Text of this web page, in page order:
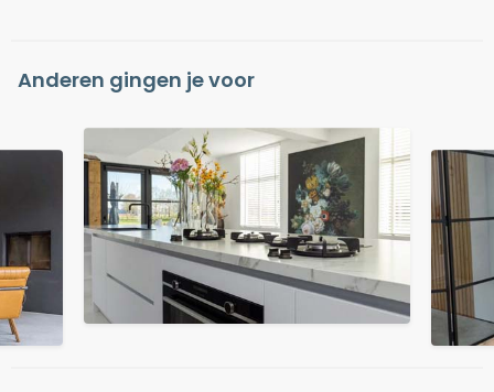
Anderen gingen je voor